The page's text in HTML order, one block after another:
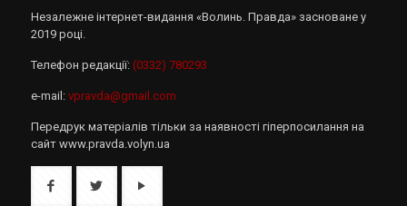
Незалежне інтернет-видання «Волинь. Правда» засноване у
2019 році.
Телефон редакції: (0332) 780293
e-mail: vpravda@gmail.com
Передрук матеріалів тільки за наявності гіперпосилання на
сайт www.pravda.volyn.ua